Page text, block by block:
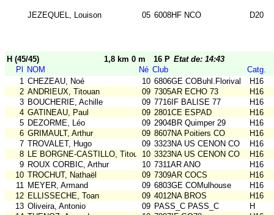
JEZEQUEL, Louison 05 6008HF NCO D20
H (45/45) 1,8 km 0 m 16 P Etat de: 14:43
Pl
NOM Né Club
Catg.
1 CHEZEAU, Noé 10 6806GE COBuhl.Florival
H16
2 ANDRIEUX, Titouan 09 7305AR ECHO 73
H16
3 BOUCHERIE, Achille 09 7716IF BALISE 77
H16
4 GATINEAU, Paul 09 2801CE ESPAD
H16
5 DEZORME, Léo 09 2904BR Quimper 29
H16
6 GRIMAULT, Arthur 09 8607NA Poitiers CO
H16
7 TROVALET, Hugo 09 3323NA US CENON CO
H16
8 LE BORGNE-CASTILLO, Titouan10 3323NA US CENON CO
H16
9 ROUX CORBIC, Arthur 10 7311AR ANO
H16
10 TROCHUT, Nathaël 09 7309AR COCS
H16
11 MEYER, Armand 09 6803GE COMulhouse
H16
12 ELLISSECHE, Toan 09 4012NA BROS
H16
13 Oliveira, Antonio 09 PASS_C PASS_C
H